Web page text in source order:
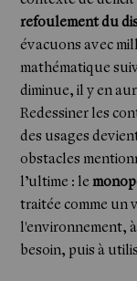
refoulement du
évacuons avec
mathématique
diminue, il y en
Redessiner les
des usages
obstacles
l’ultime : le
traitée comme un
l'environnement,
besoin, puis à